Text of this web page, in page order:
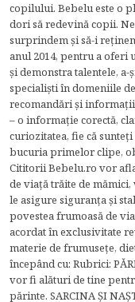
copilului. Bebelu este o
dori să redevină copii.
surprindem şi să-i
anul 2014, pentru a
şi demonstra talentele,
specialişti în domeniile
recomandări şi informaţii
– o informaţie corectă,
curiozitatea, fie că
bucuria primelor clipe,
Cititorii Bebelu.ro vor
de viaţă trăite de
le asigure siguranţa şi
povestea frumoasă de
acordat în exclusivitate
materie de frumuseţe,
începând cu: Rubrici:
vor fi alături de tine
părinte. SARCINA ŞI